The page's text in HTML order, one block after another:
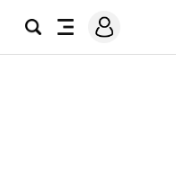
검
전
메
그